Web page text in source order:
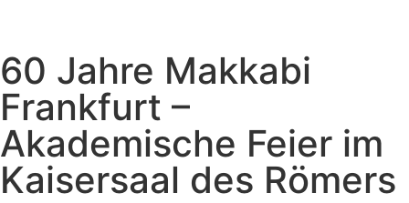
60 Jahre Makkabi
Frankfurt –
Akademische Feier im
Kaisersaal des Römers